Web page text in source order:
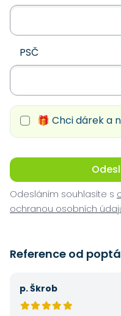
PSČ
🎁 Chci dárek a
Odesláním souhlasíte s
ochranou osobních
Reference od
p. Škrob